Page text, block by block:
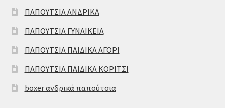
ΠΑΠΟΥΤΣΙΑ ΑΝΔΡΙΚΑ
ΠΑΠΟΥΤΣΙΑ ΓΥΝΑΙΚΕΙΑ
ΠΑΠΟΥΤΣΙΑ ΠΑΙΔΙΚΑ ΑΓΟΡΙ
ΠΑΠΟΥΤΣΙΑ ΠΑΙΔΙΚΑ ΚΟΡΙΤΣΙ
boxer ανδρικά παπούτσια